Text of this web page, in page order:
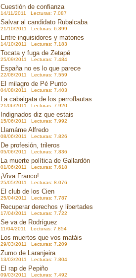
Cuestión de confianza
14/11/2011 Lecturas: 7.087
Salvar al candidato Rubalcaba
21/10/2011 Lecturas: 6.899
Entre inquisidores y matones
14/10/2011 Lecturas: 7.183
Tocata y fuga de Zetapé
25/09/2011 Lecturas: 7.484
España no es lo que parece
22/08/2011 Lecturas: 7.559
El milagro de Pé Punto
04/08/2011 Lecturas: 7.403
La cabalgata de los perroflautas
21/06/2011 Lecturas: 7.920
Indignados diz que estais
15/06/2011 Lecturas: 7.992
Llamáme Alfredo
08/06/2011 Lecturas: 7.826
De profesión, trileros
05/06/2011 Lecturas: 7.836
La muerte política de Gallardón
01/06/2011 Lecturas: 7.618
¡Viva Franco!
25/05/2011 Lecturas: 8.076
El club de los Cien
25/04/2011 Lecturas: 7.787
Recuperar derechos y libertades
17/04/2011 Lecturas: 7.722
Se va de Rodríguez
11/04/2011 Lecturas: 7.854
Los muertos que vos matáis
29/03/2011 Lecturas: 7.209
Zumo de Laranjeira
13/03/2011 Lecturas: 7.804
El rap de Pepiño
09/03/2011 Lecturas: 7.492